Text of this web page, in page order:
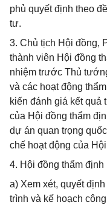
phủ quyết định theo
tư.
3. Chủ tịch Hội đồng,
thành viên Hội đồng
nhiệm trước Thủ
và các hoạt động
kiến đánh giá kết quả
của Hội đồng thẩm
dự án quan trọng
chế hoạt động của
4. Hội đồng thẩm
a) Xem xét, quyết
trình và kế hoạch